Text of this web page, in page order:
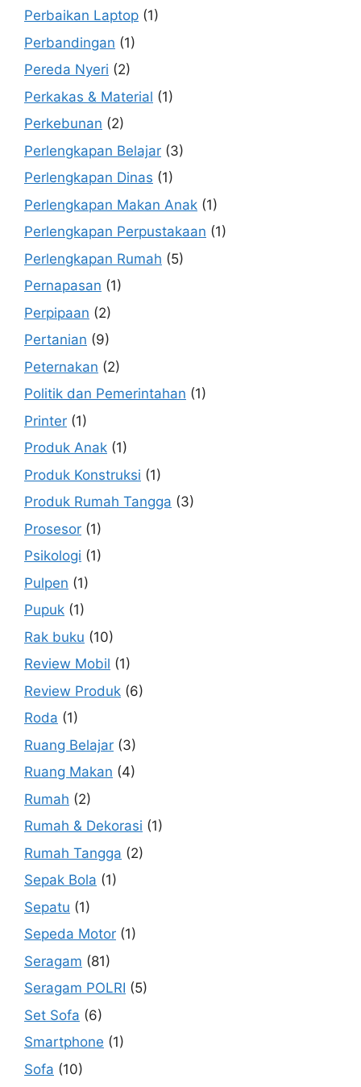
Perbaikan Laptop (1)
Perbandingan (1)
Pereda Nyeri (2)
Perkakas & Material (1)
Perkebunan (2)
Perlengkapan Belajar (3)
Perlengkapan Dinas (1)
Perlengkapan Makan Anak (1)
Perlengkapan Perpustakaan (1)
Perlengkapan Rumah (5)
Pernapasan (1)
Perpipaan (2)
Pertanian (9)
Peternakan (2)
Politik dan Pemerintahan (1)
Printer (1)
Produk Anak (1)
Produk Konstruksi (1)
Produk Rumah Tangga (3)
Prosesor (1)
Psikologi (1)
Pulpen (1)
Pupuk (1)
Rak buku (10)
Review Mobil (1)
Review Produk (6)
Roda (1)
Ruang Belajar (3)
Ruang Makan (4)
Rumah (2)
Rumah & Dekorasi (1)
Rumah Tangga (2)
Sepak Bola (1)
Sepatu (1)
Sepeda Motor (1)
Seragam (81)
Seragam POLRI (5)
Set Sofa (6)
Smartphone (1)
Sofa (10)